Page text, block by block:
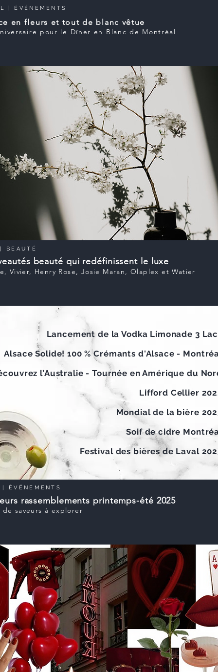
| ÉVÉNEMENTS
en fleurs et tout de blanc vêtue
pour le Dîner en Blanc de Montréal
| BEAUTÉ
beauté qui redéfinissent le luxe
Vivier, Henry Rose, Josie Maran, Olaplex et Watier
Lancement de la Vodka Limonade 3
Alsace Solide! 100 % Crémants d'Alsace -
l’Australie - Tournée en Amérique du
Lifford Cellier
Mondial de la bière
Soif de cidre
Festival des bières de Laval
| ÉVÉNEMENTS
rassemblements printemps-été 2025
de saveurs à explorer